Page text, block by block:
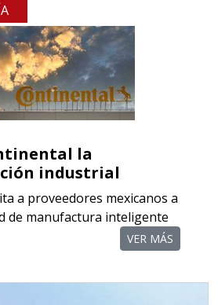
la
industrial
a proveedores mexicanos a
de manufactura inteligente
VER MÁS